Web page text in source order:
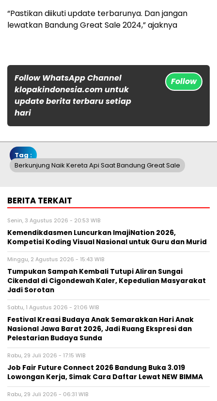
“Pastikan diikuti update terbarunya. Dan jangan
lewatkan Bandung Great Sale 2024,” ajaknya
Follow WhatsApp Channel
klopakindonesia.com untuk
update berita terbaru setiap
hari
Follow
Tag :
Berkunjung Naik Kereta Api Saat Bandung Great Sale
BERITA TERKAIT
Senin, 3 Agustus 2026 - 20:53 WIB
Kemendikdasmen Luncurkan ImajiNation 2026,
Kompetisi Koding Visual Nasional untuk Guru dan Murid
Minggu, 2 Agustus 2026 - 15:43 WIB
Tumpukan Sampah Kembali Tutupi Aliran Sungai
Cikendal di Cigondewah Kaler, Kepedulian Masyarakat
Jadi Sorotan
Sabtu, 1 Agustus 2026 - 21:06 WIB
Festival Kreasi Budaya Anak Semarakkan Hari Anak
Nasional Jawa Barat 2026, Jadi Ruang Ekspresi dan
Pelestarian Budaya Sunda
Rabu, 29 Juli 2026 - 17:15 WIB
Job Fair Future Connect 2026 Bandung Buka 3.019
Lowongan Kerja, Simak Cara Daftar Lewat NEW BIMMA
Rabu, 29 Juli 2026 - 06:31 WIB